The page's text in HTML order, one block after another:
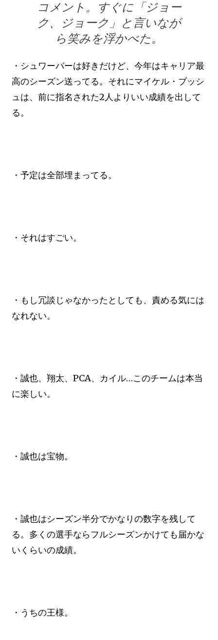
コメント。すぐに「ジョー
ク、ジョーク」と言いなが
ら笑みを浮かべた。
・シュワーバーは好きだけど、今年はキャリア最
高のシーズン送ってる。それにマイケル・ブッシ
ュは、前に指名された2人よりいい成績を出して
る。
・予定は全部埋まってる。
・それはすごい。
・もし冗談じゃなかったとしても、責める気には
なれない。
・誠也、翔太、PCA、カイル…このチームは本当
に楽しい。
・誠也は宝物。
・誠也はシーズン半分でかなりの数字を残して
る。多くの選手ならフルシーズンかけても届かな
いくらいの成績。
・うちの王様。